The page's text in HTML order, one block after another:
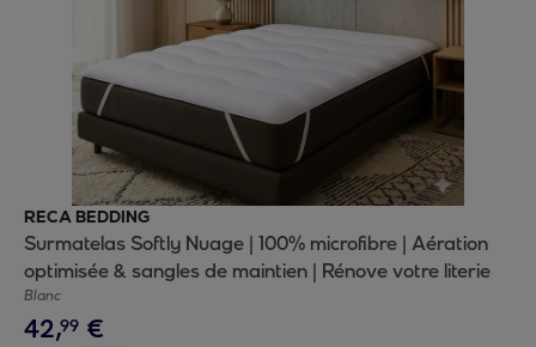
RECA BEDDING
Surmatelas Softly Nuage | 100% microfibre | Aération
optimisée & sangles de maintien | Rénove votre literie
Blanc
42,99 €